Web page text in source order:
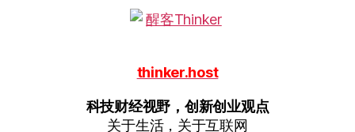
南”
thinker.host
科技财经视野，创新创业观点
关于生活，关于互联网